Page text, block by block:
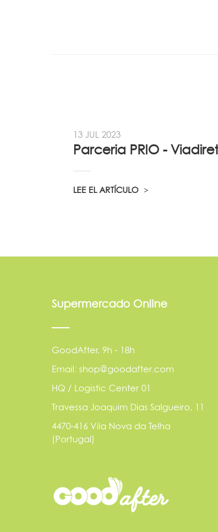
13 JUL 2023
LEE EL ARTÍCULO
Supermercado Online
GoodAfter, 9h - 18h
Email: shop@goodafter.com
HQ / Logistic Center 01
Travessa Joaquim Dias Salgueiro, 11
4470-416 Vila Nova da Telha
(Portugal)